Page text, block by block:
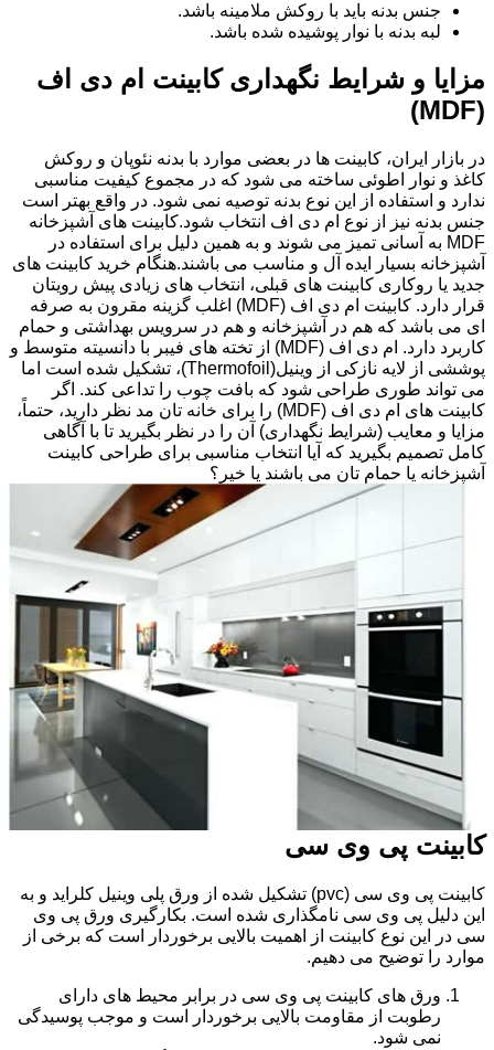
جنس بدنه باید با روکش ملامینه باشد.
لبه بدنه با نوار پوشیده شده باشد.
مزایا و شرایط نگهداری کابینت ام دی اف
(MDF)
در بازار ایران، کابینت ها در بعضی موارد با بدنه نئوپان و روکش
کاغذ و نوار اطوئی ساخته می شود که در مجموع کیفیت مناسبی
ندارد و استفاده از این نوع بدنه توصیه نمی شود. در واقع بهتر است
جنس بدنه نیز از نوع ام دی اف انتخاب شود.کابینت های آشپزخانه
MDF به آسانی تمیز می شوند و به همین دلیل برای استفاده در
آشپزخانه بسیار ایده آل و مناسب می باشند.هنگام خرید کابینت های
جدید یا روکاری کابینت های قبلی، انتخاب های زیادی پیش رویتان
قرار دارد. کابینت ام دی اف (MDF) اغلب گزینه مقرون به صرفه
ای می باشد که هم در آشپزخانه و هم در سرویس بهداشتی و حمام
کاربرد دارد. ام دی اف (MDF) از تخته های فیبر با دانسیته متوسط و
پوششی از لایه نازکی از وینیل(Thermofoil)، تشکیل شده است اما
می تواند طوری طراحی شود که بافت چوب را تداعی کند. اگر
کابینت های ام دی اف (MDF) را برای خانه تان مد نظر دارید، حتماً،
مزایا و معایب (شرایط نگهداری) آن را در نظر بگیرید تا با آگاهی
کامل تصمیم بگیرید که آیا انتخاب مناسبی برای طراحی کابینت
آشپزخانه یا حمام تان می باشند یا خیر؟
کابینت پی وی سی
کابینت پی وی سی (pvc) تشکیل شده از ورق پلی وینیل کلراید و به
این دلیل پی وی سی نامگذاری شده است. بکارگیری ورق پی وی
سی در این نوع کابینت از اهمیت بالایی برخوردار است که برخی از
موارد را توضیح می دهیم.
ورق های کابینت پی وی سی در برابر محیط های دارای
رطوبت از مقاومت بالایی برخوردار است و موجب پوسیدگی
نمی شود.